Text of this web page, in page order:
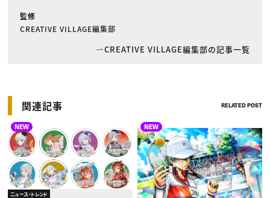
監修
CREATIVE VILLAGE編集部
CREATIVE VILLAGE編集部の記事一覧
関連記事 RELATED POST
NEW
ニュース・トレンド
NEW